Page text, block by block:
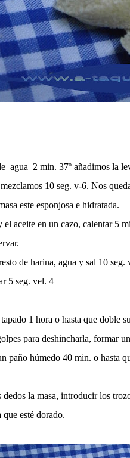
agua 2 min. 37º añadimos la
10 seg. v-6. Nos
este esponjosa e hidratada.
el aceite en un cazo, calentar 5
de harina, agua y sal 10 seg.
5 seg. vel. 4
1 hora o hasta que doble
para deshincharla, formar
paño húmedo 40 min. o hasta
la masa, introducir los
que esté dorado.